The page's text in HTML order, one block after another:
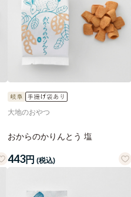
大地のおやつ
おからのかりんとう 塩
443円 (税込)